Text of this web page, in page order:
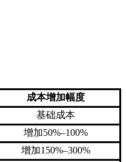
成本增加幅度
基础成本
增加50%–100%
增加150%–300%